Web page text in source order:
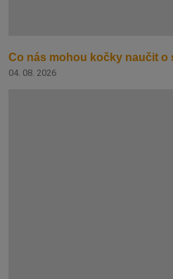
Co nás mohou kočky naučit o
04. 08. 2026